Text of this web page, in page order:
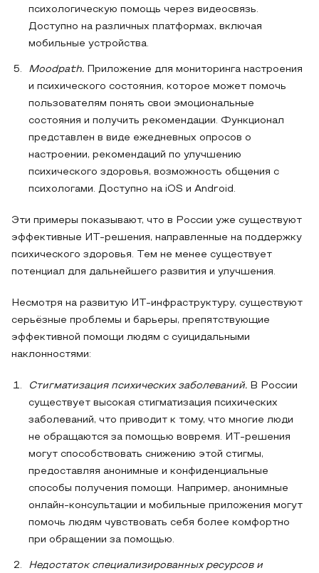
психологическую помощь через видеосвязь.
Доступно на различных платформах, включая
мобильные устройства.
Moodpath.
Приложение для мониторинга настроения
и психического состояния, которое может помочь
пользователям понять свои эмоциональные
состояния и получить рекомендации. Функционал
представлен в виде ежедневных опросов о
настроении, рекомендаций по улучшению
психического здоровья, возможность общения с
психологами. Доступно на iOS и Android.
Эти примеры показывают, что в России уже существуют
эффективные ИТ-решения, направленные на поддержку
психического здоровья. Тем не менее существует
потенциал для дальнейшего развития и улучшения.
Несмотря на развитую ИТ-инфраструктуру, существуют
серьёзные проблемы и барьеры, препятствующие
эффективной помощи людям с суицидальными
наклонностями:
Стигматизация психических заболеваний. В России
существует высокая стигматизация психических
заболеваний, что приводит к тому, что многие люди
не обращаются за помощью вовремя. ИТ-решения
могут способствовать снижению этой стигмы,
предоставляя анонимные и конфиденциальные
способы получения помощи. Например, анонимные
онлайн-консультации и мобильные приложения могут
помочь людям чувствовать себя более комфортно
при обращении за помощью.
Недостаток специализированных ресурсов и